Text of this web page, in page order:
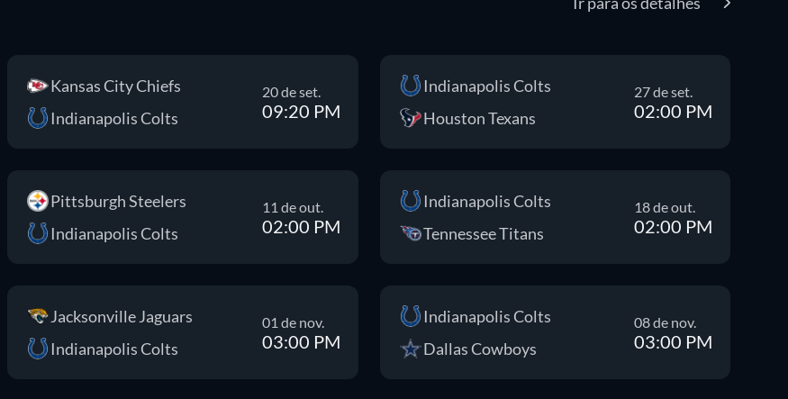
Kansas City Chiefs
Indianapolis Colts
20 de set.
09:20 PM
Indianapolis Colts
Houston Texans
27 de set.
02:00 PM
Pittsburgh Steelers
Indianapolis Colts
11 de out.
02:00 PM
Indianapolis Colts
Tennessee Titans
18 de out.
02:00 PM
Jacksonville Jaguars
Indianapolis Colts
01 de nov.
03:00 PM
Indianapolis Colts
Dallas Cowboys
08 de nov.
03:00 PM